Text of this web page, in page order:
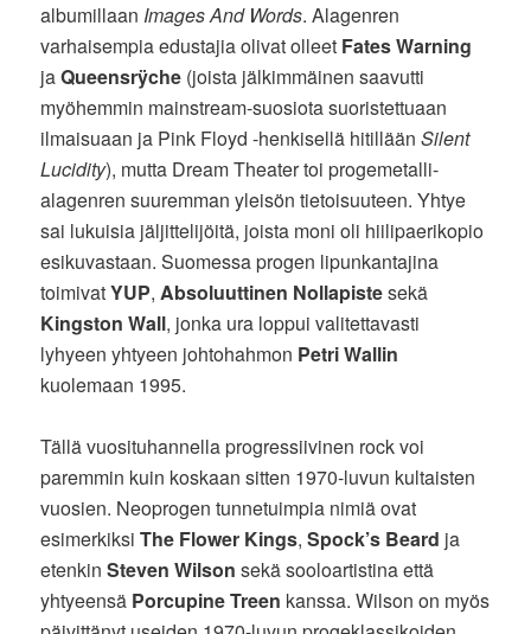
albumillaan Images And Words. Alagenren
varhaisempia edustajia olivat olleet Fates Warning
jaQueensrÿche (joista jälkimmäinen saavutti
myöhemmin mainstream-suosiota suoristettuaan
ilmaisuaan ja Pink Floyd -henkisellä hitilläänSilent
Lucidity), mutta Dream Theater toi progemetalli-
alagenren suuremman yleisön tietoisuuteen. Yhtye
sai lukuisia jäljittelijöitä, joista moni oli hiilipaerikopio
esikuvastaan. Suomessa progen lipunkantajina
toimivatYUP,Absoluuttinen Nollapistesekä
Kingston Wall, jonka ura loppui valitettavasti
lyhyeen yhtyeen johtohahmon Petri Wallin
kuolemaan 1995.
Tällä vuosituhannella progressiivinen rock voi
paremmin kuin koskaan sitten 1970-luvun kultaisten
vuosien. Neoprogen tunnetuimpia nimiä ovat
esimerkiksiThe Flower Kings,Spock’s Beard ja
etenkinSteven Wilson sekä sooloartistina että
yhtyeensä Porcupine Treen kanssa. Wilson on myös